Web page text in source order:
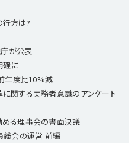
ル
行方は?
庁が公表
確に
年度比10%減
に関する実務者意識のアンケート
める理事会の書面決議
総会の運営 前編